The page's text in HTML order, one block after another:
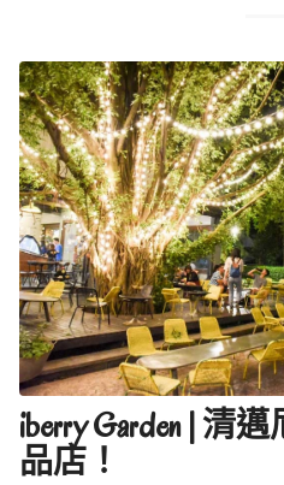
iberry Garden | 清
品店！